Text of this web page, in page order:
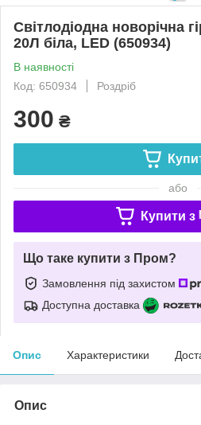
Світлодіодна новорічна
20Л біла, LED (650934)
В наявності
Код: 650934
Роздріб
300 ₴
або
Купити з
Що таке купити з Пром?
Замовлення під захистом
Доступна доставка
Опис Характеристики
Опис